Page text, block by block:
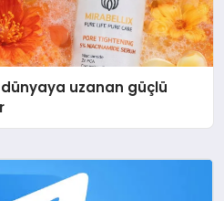
uzanan güçlü